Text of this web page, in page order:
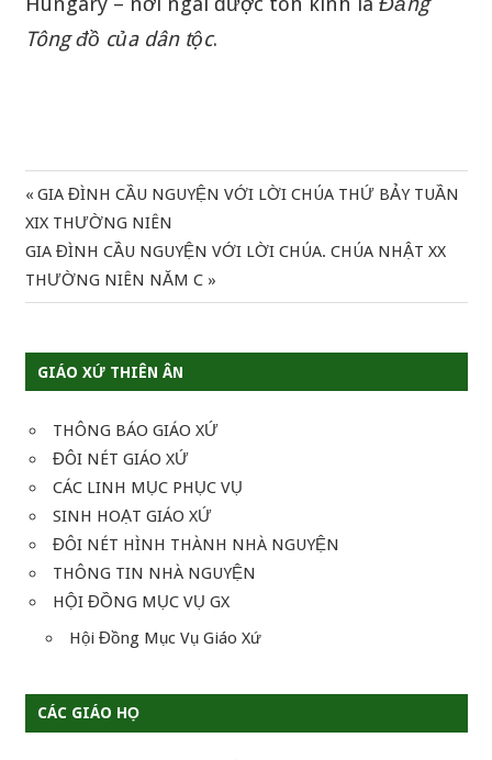
GIÁO XỨ THIÊN ÂN
THÔNG BÁO GIÁO XỨ
ĐÔI NÉT GIÁO XỨ
CÁC LINH MỤC PHỤC VỤ
SINH HOẠT GIÁO XỨ
ĐÔI NÉT HÌNH THÀNH NHÀ NGUYỆN
THÔNG TIN NHÀ NGUYỆN
HỘI ĐỒNG MỤC VỤ GX
Hội Đồng Mục Vụ Giáo Xứ
CÁC GIÁO HỌ
Tông đồ của dân tộc.
Điều
hướng
bài
Previous
Post:
GIA ĐÌNH CẦU NGUYỆN VỚI LỜI CHÚA THỨ BẢY TUẦN
XIX THƯỜNG NIÊN
Next
Post:
GIA ĐÌNH CẦU NGUYỆN VỚI LỜI CHÚA. CHÚA NHẬT XX
THƯỜNG NIÊN NĂM C